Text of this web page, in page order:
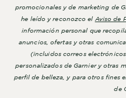
promocionales y de marketing de
he leído y reconozco el Aviso de
información personal que
anuncios, ofertas y otras
(incluidos correos
personalizados de Garnier y otras
perfil de belleza, y para otros fines
de